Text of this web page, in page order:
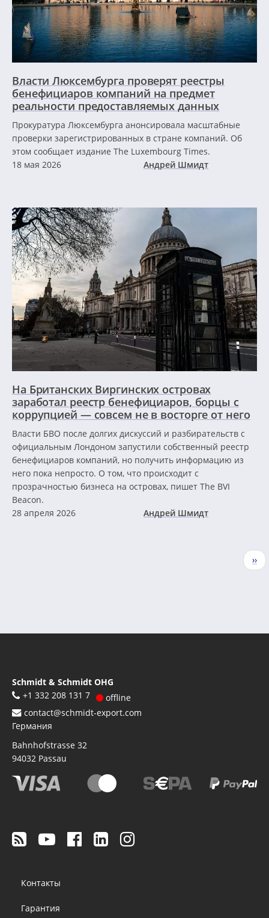
Власти Люксембурга проверят реестры
бенефициаров компаний на предмет
реальности предоставляемых данных
Прокуратура Люксембурга анонсировала масштабные
проверки зарегистрированных в стране компаний. Об
этом сообщает издание The Luxembourg Times.
18 мая 2026
Андрей Шмидт
На Британских Виргинских островах
заработал реестр бенефициаров, борцы с
коррупцией — совсем не в восторге от него
Власти БВО после долгих дискуссий и разбирательств с
официальным Лондоном запустили собственный реестр
бенефициаров компаний, но получить информацию из
него пока непросто. О том, что происходит с
прозрачностью бизнеса на островах, пишет The BVI
Beacon.
28 апреля 2026
Андрей Шмидт
››
Schmidt & Schmidt OHG
+1 332 208 131 7
offline
contact@schmidt-export.com
Германия
Bahnhofstrasse 32
94032 Passau
menu
Контакты
Гарантия